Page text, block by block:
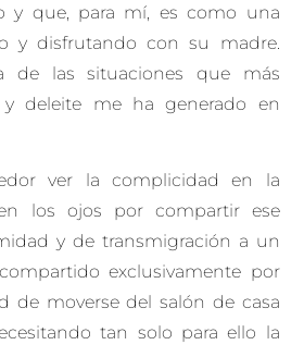
y que, para mí, es como una
y disfrutando con su madre.
de las situaciones que más
y deleite me ha generado en
ver la complicidad en la
los ojos por compartir ese
y de transmigración a un
exclusivamente por
de moverse del salón de casa
tan solo para ello la